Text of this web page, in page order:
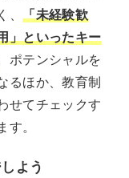
、「未経験歓
」といったキー
ポテンシャルを
るほか、教育制
せてチェックす
。
よう